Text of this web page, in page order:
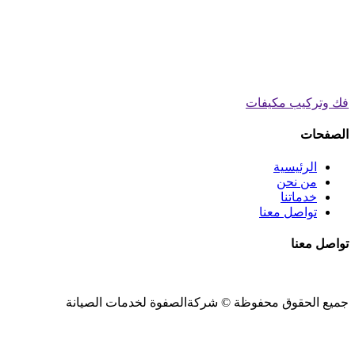
فك وتركيب مكيفات
الصفحات
الرئيسية
من نحن
خدماتنا
تواصل معنا
تواصل معنا
جميع الحقوق محفوظة © شركةالصفوة لخدمات الصيانة